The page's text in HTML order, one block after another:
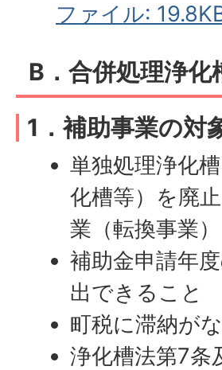
ファイル:
B．合併処理浄化
1．補助事業の対
単独処理浄化
化槽等）を廃
業（転換事業）
補助金申請年
出できること
町税に滞納が
浄化槽法第7条